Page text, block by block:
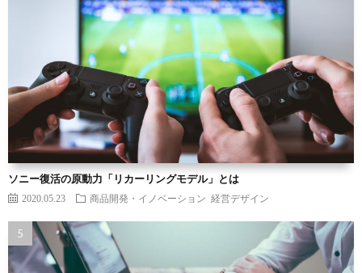
ソニー復活の原動力「リカーリングモデル」とは
2020.05.23 商品開発・イノベーション 経営デザイン